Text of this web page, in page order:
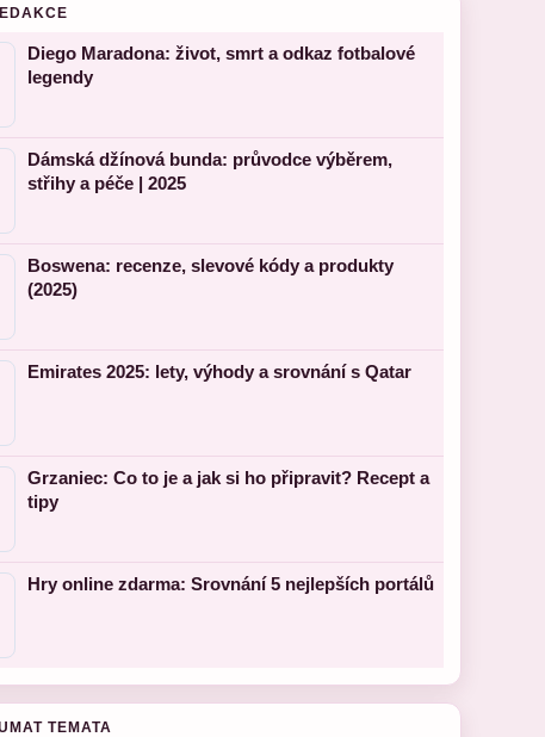
Diego Maradona: život, smrt a odkaz fotbalové
legendy
Dámská džínová bunda: průvodce výběrem,
střihy a péče | 2025
Boswena: recenze, slevové kódy a produkty
(2025)
Emirates 2025: lety, výhody a srovnání s Qatar
Grzaniec: Co to je a jak si ho připravit? Recept a
tipy
Hry online zdarma: Srovnání 5 nejlepších portálů
TEMATA